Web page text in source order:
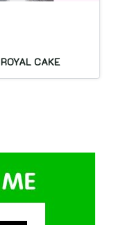
ROYAL CAKE